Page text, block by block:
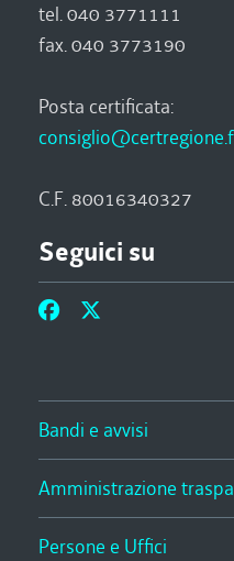
tel. 040 3771111
fax. 040 3773190
Posta certificata:
C.F. 80016340327
Seguici su
Bandi e avvisi
Amministrazione
Persone e Uffici